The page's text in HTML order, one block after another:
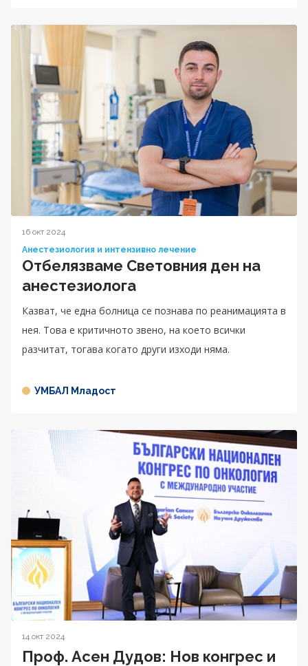
16 окт 2024
Анестезиология и интензивно лечение
Отбелязваме Световния ден на
анестезиолога
Казват, че една болница се познава по реанимацията в
нея. Това е критичното звено, на което всички
разчитат, тогава когато други изходи няма.
УМБАЛ Младост
14 окт 2024
Проф. Асен Дудов: Нов конгрес и